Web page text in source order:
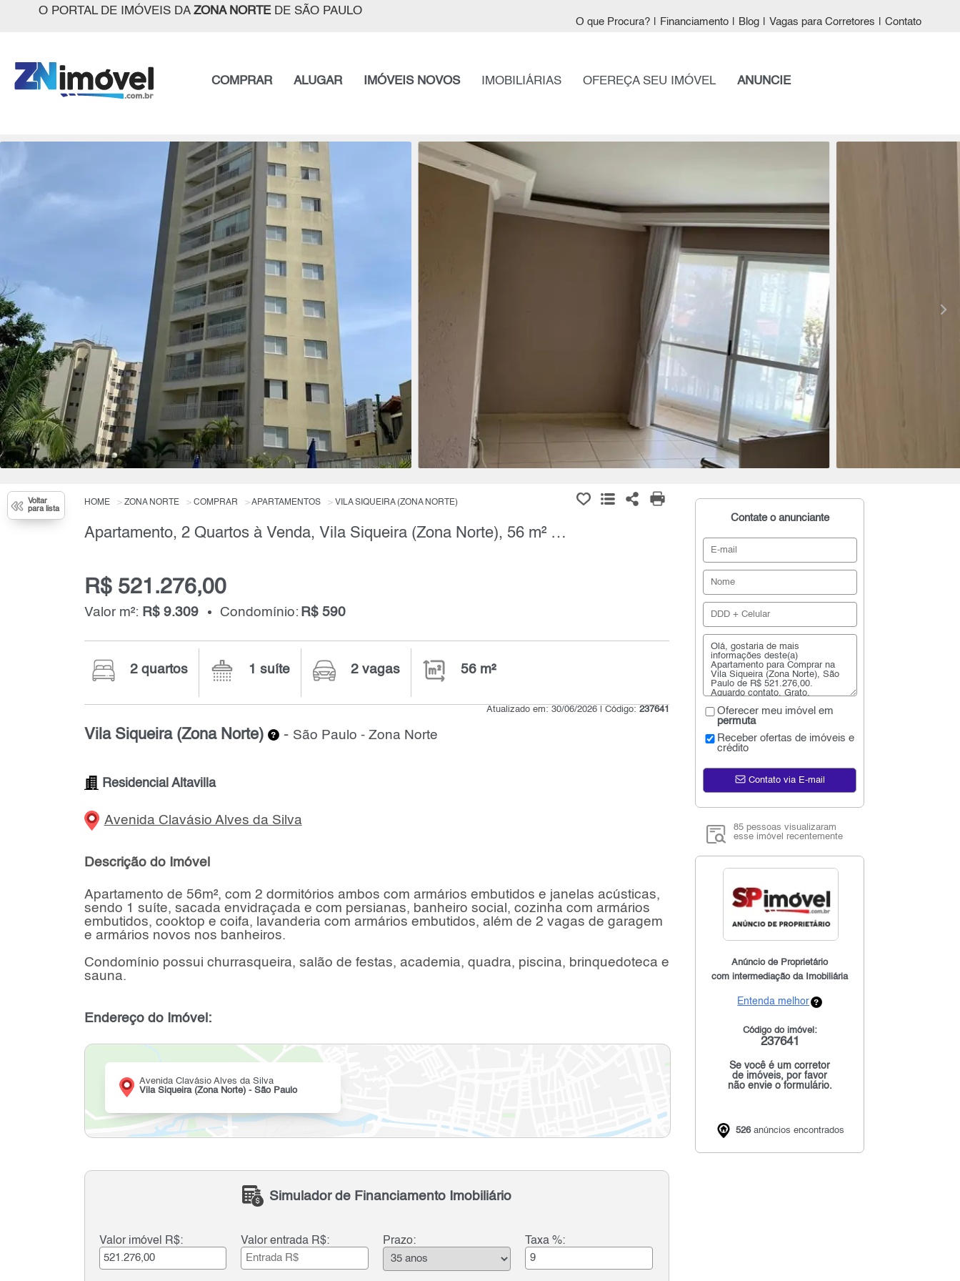
O PORTAL DE IMÓVEIS DA ZONA NORTEDE SÃO PAULO
O que Procura? Financiamento Blog Vagas para Corretores Contato
COMPRAR ALUGAR IMÓVEIS NOVOS IMOBILIÁRIAS OFEREÇA SEU IMÓVEL ANUNCIE
Voltar
para lista
HOME ZONA NORTE COMPRAR APARTAMENTOS VILA SIQUEIRA (ZONA NORTE)
Apartamento, 2 Quartos à Venda, Vila Siqueira (Zona Norte), 56 m² por R$ 521.276,00
R$ 521.276,00
Valor m²: R$ 9.309 Condomínio: R$ 590
2 quartos 1 suíte 2 vagas 56 m²
Atualizado em: 30/06/2026 | Código:237641
Vila Siqueira (Zona Norte) - São Paulo - Zona Norte
Residencial Altavilla
Avenida Clavásio Alves da Silva
Descrição do Imóvel
Apartamento de 56m², com 2 dormitórios ambos com armários embutidos e janelas acústicas,
sendo 1 suíte, sacada envidraçada e com persianas, banheiro social, cozinha com armários
embutidos, cooktop e coifa, lavanderia com armários embutidos, além de 2 vagas de garagem
e armários novos nos banheiros.
Condomínio possui churrasqueira, salão de festas, academia, quadra, piscina, brinquedoteca e
sauna.
Endereço do Imóvel:
Avenida Clavásio Alves da Silva
Vila Siqueira (Zona Norte) - São Paulo
Simulador de Financiamento Imobiliário
Valor imóvel R$: Valor entrada R$: Prazo: Taxa %:
Contate o anunciante
Oferecer meu imóvel em
permuta
Receber ofertas de imóveis e
crédito
Contato via E-mail
85 pessoas visualizaram
esse imóvel recentemente
Anúncio de Proprietário
com intermediação da Imobiliária
Entenda melhor
Código do imóvel:
237641
Se você é um corretor
de imóveis, por favor
não envie o formulário.
526anúncios encontrados